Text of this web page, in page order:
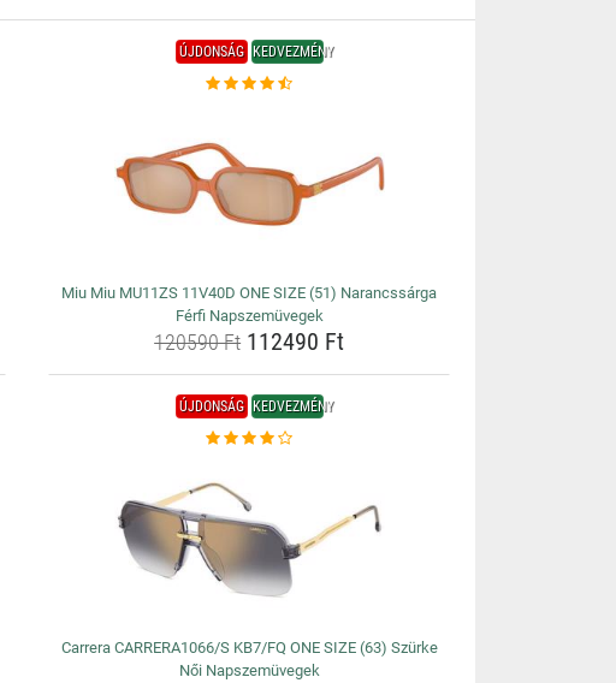
ÚJDONSÁG KEDVEZMÉNY
Miu Miu MU11ZS 11V40D ONE SIZE (51) Narancssárga
Férfi Napszemüvegek
120590 Ft 112490 Ft
ÚJDONSÁG KEDVEZMÉNY
Carrera CARRERA1066/S KB7/FQ ONE SIZE (63) Szürke
Női Napszemüvegek